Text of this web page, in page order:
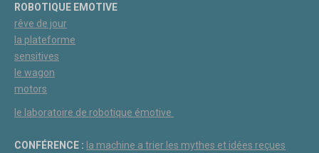
ROBOTIQUE EMOTIVE
rêve de jour
la plateforme
sensitives
le wagon
motors
le laboratoire de robotique émotive
CONFÉRENCE : la machine a trier les mythes et idées reçues